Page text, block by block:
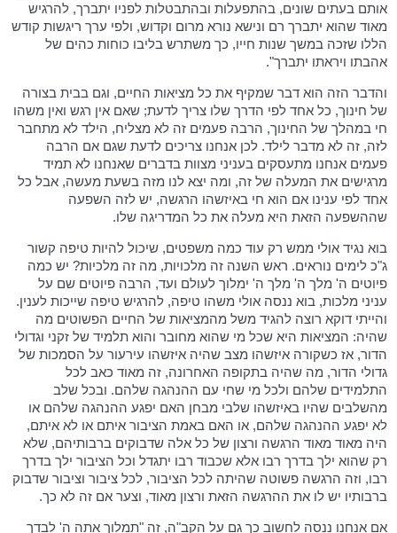
אותם בעתים שונים, בהתפעלות ובהתבטלות לפניו יתברך, להרגיש
מאוד שהוא יתברך רם ונישא נורא מרום וקדוש, ולפי ערך ריגשות קודש
הללו שזכה במשך שנות חייו, כך משתרש בליבו כוחות כהים של
אהבתו ויראתו יתברך".
והדבר הזה הוא דבר שמקיף את כל מציאות החיים, וגם בבית בצורה
של חינוך, כל אחד לפי הדרך שלו צריך לדעת; שאם אין רגש ואין משהו
חי במהלך של החינוך, הרבה פעמים זה לא מצליח, הילד לא מתחבר
לזה, זה לא מדבר לילד. לכן אנחנו צריכים לדעת שגם אם הרבה
פעמים אנחנו מתעסקים בעניני מצוות בדברים שאנחנו לא תמיד
מרגישים את המעלה של זה, ומה יצא לנו מזה בשעת מעשה, אבל כל
אחד לפי ענינו אם הוא חי באיזשהו הרגשה, יש לזה השפעה
שההשפעה הזאת היא מעלה את כל המדריגה שלו.
בוא נגיד אולי ממש רק עוד כמה משפטים, שיכול להיות טיפה קשור
ג"כ לימים נוראים. ראש השנה זה מלכויות, מה זה מלכיות? יש כמה
פיוטים ה' מלך ה' מלך ה' ימלוך לעולם ועד, הרבה פיוטים שם על
עניני מלכות, בוא ננסה אולי משהו טיפה, להרגיש טיפה שייכות לענין.
והייתי דוקא רוצה להגיד משל מהמציאות של החיים הפשוטים מה
שהיה: המציאות היא שכל מי שהוא מחובר והוא תלמיד של זקני וגדולי
הדור, אז כשקורה איזשהו מצב שהיה איזשהו עירעור על הסמכות של
גדולי הדור, מה שהיה בתקופה האחרונה, זה מאוד כאב לכל
התלמידים שלהם ולכל מי שחי עם ההנהגה שלהם. ובכל שלב
מהשלבים שהיו באיזשהו שלבי מבחן האם יפגע ההנהגה שלהם או
לא יפגע ההנהגה שלהם, או האם באמת הציבור איתם או לא איתם,
היה מאוד מאוד הרגשה ורצון של כל אלה שדבוקים ברבותיהם, שלא
רק שהוא ילך בדרך רבו אלא שכבוד רבו יתגדל וכל הציבור ילך בדרך
רבו, וזה הרגשה פשוטה שהיתה לכל הציבור, לכל ציבור וציבור שדבוק
ברבותיו יש לו את ההרגשה הזאת ורצון מאוד, וצער אם זה לא כך.
אם אנחנו ננסה לחשוב כך גם על הקב"ה, זה "תמלוך אתה ה' לבדך